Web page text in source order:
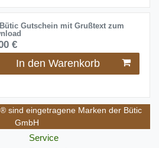
Gutschein mit Grußtext zum
€
In den Warenkorb
sind eingetragene Marken der Bütic
GmbH
Service